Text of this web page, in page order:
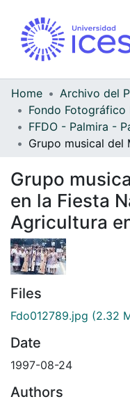
Home
Grupo
en la Fiesta
Agricultura
Files
Fdo012789.jpg (2.32
Date
1997-08-24
Authors